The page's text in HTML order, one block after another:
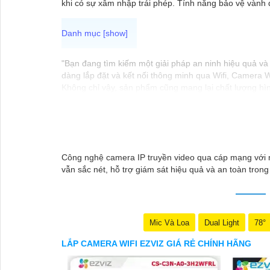
khi có sự xâm nhập trái phép. Tính năng bảo vệ
"Bạn đang tìm kiếm một giải pháp an ninh hiệu quả
dàng lắp đặt và kết nối thông minh qua Wifi, Camera
Công nghệ camera IP truyền video qua cáp mạng
vẫn sắc nét, hỗ trợ giám sát hiệu quả và an toàn
Mic Và Loa Dual Light 78°
LẮP CAMERA WIFI EZVIZ GIÁ RẺ CHÍNH HÃNG